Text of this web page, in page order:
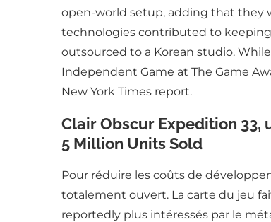
open-world setup, adding that they
technologies contributed to
outsourced to a Korean studio.
Independent Game at The Game
New York Times report.
Clair Obscur Expedition 33,
5 Million Units Sold
Pour réduire les coûts de
totalement ouvert. La carte du jeu
reportedly plus intéressés par le